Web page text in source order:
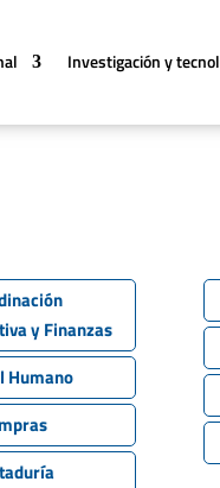
Investigación y
y Finanzas
Humano